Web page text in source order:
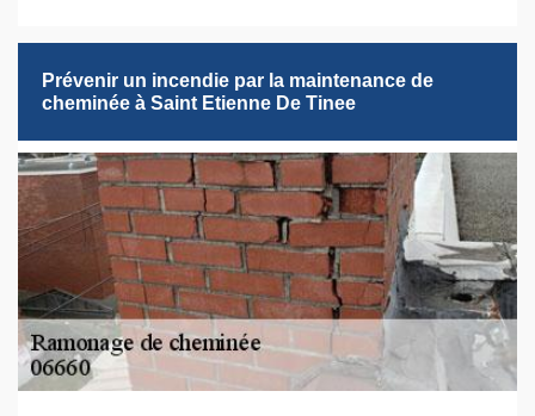
Prévenir un incendie par la maintenance de
cheminée à Saint Etienne De Tinee